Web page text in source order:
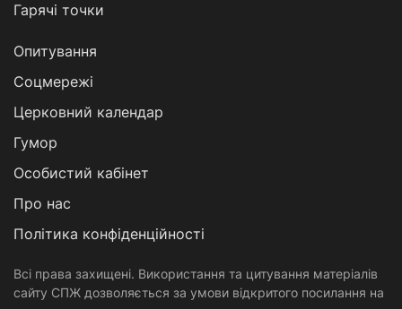
Гарячі точки
Опитування
Соцмережі
Церковний календар
Гумор
Особистий кабінет
Про нас
Політика конфіденційності
Всі права захищені. Використання та цитування матеріалів
сайту СПЖ дозволяється за умови відкритого посилання на